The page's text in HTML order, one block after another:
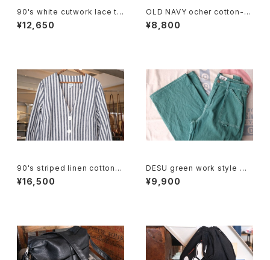
90's white cutwork lace tri
mmed cotton Blouse
¥12,650
OLD NAVY ocher cotton-t
will cargo Shorts
¥8,800
90's striped linen cotton V
-neck Jacket
¥16,500
DESU green work style wi
de leg Pants
¥9,900